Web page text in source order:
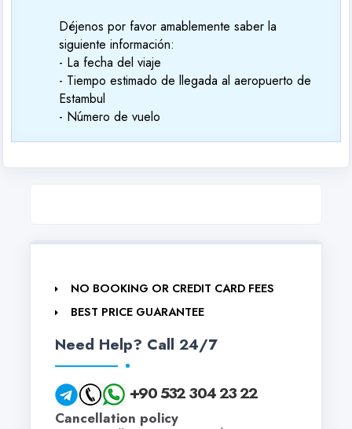
Déjenos por favor amablemente saber la
siguiente información:
- La fecha del viaje
- Tiempo estimado de llegada al aeropuerto de
Estambul
- Número de vuelo
NO BOOKING OR CREDIT CARD FEES
BEST PRICE GUARANTEE
Need Help? Call 24/7
+90 532 304 23 22
Cancellation policy